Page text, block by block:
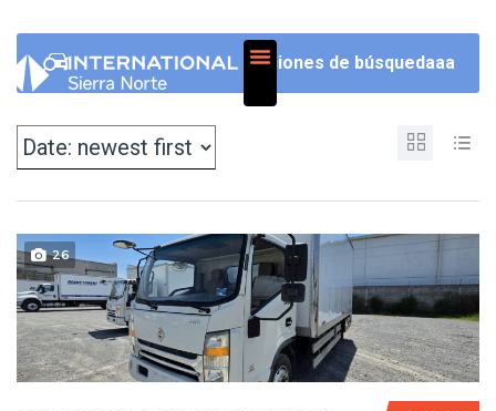
Opciones de búsquedaaa
26